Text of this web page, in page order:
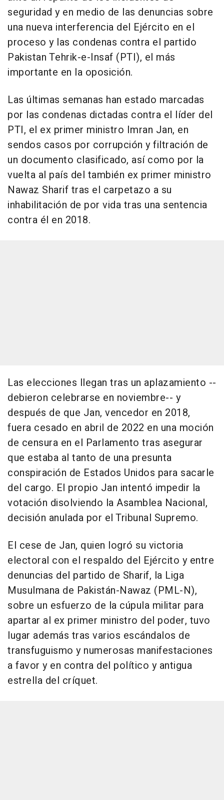
seguridad y en medio de las denuncias sobre
una nueva interferencia del Ejército en el
proceso y las condenas contra el partido
Pakistan Tehrik-e-Insaf (PTI), el más
importante en la oposición.
Las últimas semanas han estado marcadas
por las condenas dictadas contra el líder del
PTI, el ex primer ministro Imran Jan, en
sendos casos por corrupción y filtración de
un documento clasificado, así como por la
vuelta al país del también ex primer ministro
Nawaz Sharif tras el carpetazo a su
inhabilitación de por vida tras una sentencia
contra él en 2018.
Las elecciones llegan tras un aplazamiento --
debieron celebrarse en noviembre-- y
después de que Jan, vencedor en 2018,
fuera cesado en abril de 2022 en una moción
de censura en el Parlamento tras asegurar
que estaba al tanto de una presunta
conspiración de Estados Unidos para sacarle
del cargo. El propio Jan intentó impedir la
votación disolviendo la Asamblea Nacional,
decisión anulada por el Tribunal Supremo.
El cese de Jan, quien logró su victoria
electoral con el respaldo del Ejército y entre
denuncias del partido de Sharif, la Liga
Musulmana de Pakistán-Nawaz (PML-N),
sobre un esfuerzo de la cúpula militar para
apartar al ex primer ministro del poder, tuvo
lugar además tras varios escándalos de
transfuguismo y numerosas manifestaciones
a favor y en contra del político y antigua
estrella del críquet.